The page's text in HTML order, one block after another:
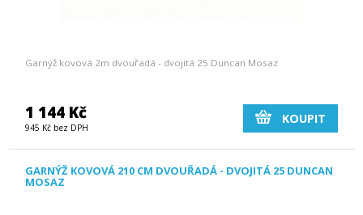
Garnýž kovová 2m dvouřadá - dvojitá 25 Duncan Mosaz
1 144 Kč
945 Kč bez DPH
KOUPIT
GARNÝŽ KOVOVÁ 210 CM DVOUŘADÁ - DVOJITÁ 25 DUNCAN
MOSAZ